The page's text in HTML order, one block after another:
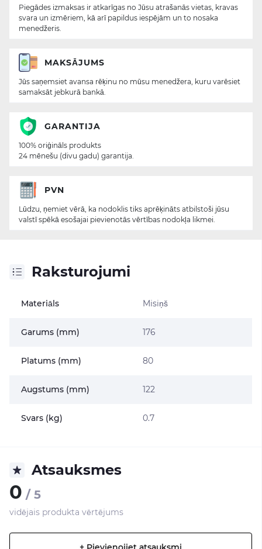
Raksturojumi
Materiāls Misiņš
Garums (mm) 176
Platums (mm) 80
Augstums (mm) 122
Svars (kg) 0.7
Atsauksmes
0 / 5
vidējais produkta vērtējums
Piegādes izmaksas ir atkarīgas no Jūsu atrašanās vietas, kravas
svara un izmēriem, kā arī papildus iespējām un to nosaka
menedžeris.
MAKSĀJUMS
Jūs saņemsiet avansa rēķinu no mūsu menedžera, kuru varēsiet
samaksāt jebkurā bankā.
GARANTIJA
100% oriģināls produkts
24 mēnešu (divu gadu) garantija.
PVN
Lūdzu, ņemiet vērā, ka nodoklis tiks aprēķināts atbilstoši jūsu
valstī spēkā esošajai pievienotās vērtības nodokļa likmei.